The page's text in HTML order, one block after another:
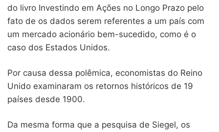
do livro Investindo em Ações no Longo Prazo pelo
fato de os dados serem referentes a um país com
um mercado acionário bem-sucedido, como é o
caso dos Estados Unidos.
Por causa dessa polêmica, economistas do Reino
Unido examinaram os retornos históricos de 19
países desde 1900.
Da mesma forma que a pesquisa de Siegel, os